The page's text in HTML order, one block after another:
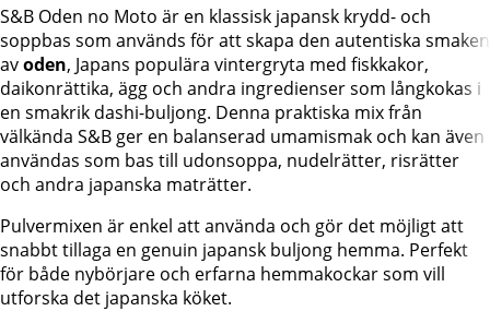
S&B Oden no Moto är en klassisk japansk krydd- och
soppbas som används för att skapa den autentiska smaken
avoden, Japans populära vintergryta med fiskkakor,
daikonrättika, ägg och andra ingredienser som långkokas i
en smakrik dashi-buljong. Denna praktiska mix från
välkända S&B ger en balanserad umamismak och kan även
användas som bas till udonsoppa, nudelrätter, risrätter
och andra japanska maträtter.
Pulvermixen är enkel att använda och gör det möjligt att
snabbt tillaga en genuin japansk buljong hemma. Perfekt
för både nybörjare och erfarna hemmakockar som vill
utforska det japanska köket.